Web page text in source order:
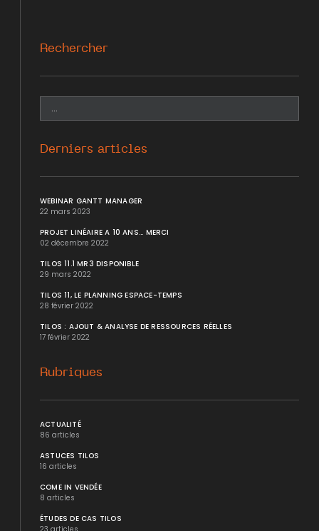
Rechercher
Derniers articles
WEBINAR GANTT MANAGER
22 mars 2023
PROJET LINÉAIRE A 10 ANS... MERCI
02 décembre 2022
TILOS 11.1 MR3 DISPONIBLE
29 mars 2022
TILOS 11, LE PLANNING ESPACE-TEMPS
28 février 2022
TILOS : AJOUT & ANALYSE DE RESSOURCES RÉELLES
17 février 2022
Rubriques
ACTUALITÉ
86 articles
ASTUCES TILOS
16 articles
COME IN VENDÉE
8 articles
ÉTUDES DE CAS TILOS
23 articles